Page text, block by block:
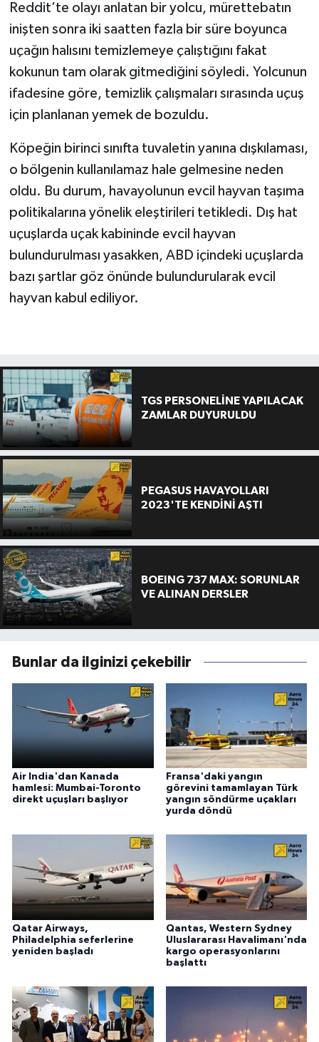
Reddit’te olayı anlatan bir yolcu, mürettebatın
inişten sonra iki saatten fazla bir süre boyunca
uçağın halısını temizlemeye çalıştığını fakat
kokunun tam olarak gitmediğini söyledi. Yolcunun
ifadesine göre, temizlik çalışmaları sırasında uçuş
için planlanan yemek de bozuldu.
Köpeğin birinci sınıfta tuvaletin yanına dışkılaması,
o bölgenin kullanılamaz hale gelmesine neden
oldu. Bu durum, havayolunun evcil hayvan taşıma
politikalarına yönelik eleştirileri tetikledi. Dış hat
uçuşlarda uçak kabininde evcil hayvan
bulundurulması yasakken, ABD içindeki uçuşlarda
bazı şartlar göz önünde bulundurularak evcil
hayvan kabul ediliyor.
TGS PERSONELİNE YAPILACAK
ZAMLAR DUYURULDU
PEGASUS HAVAYOLLARI
2023'TE KENDİNİ AŞTI
BOEING 737 MAX: SORUNLAR
VE ALINAN DERSLER
Bunlar da ilginizi çekebilir
Air India'dan Kanada
hamlesi: Mumbai-Toronto
direkt uçuşları başlıyor
Fransa'daki yangın
görevini tamamlayan Türk
yangın söndürme uçakları
yurda döndü
Qatar Airways,
Philadelphia seferlerine
yeniden başladı
Qantas, Western Sydney
Uluslararası Havalimanı'nda
kargo operasyonlarını
başlattı